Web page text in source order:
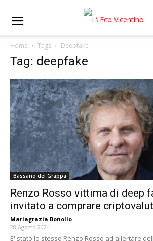
Home Tags Deepfake
Tag: deepfake
Bassano del Grappa
Renzo Rosso vittima di deep
invitato a comprare
Mariagrazia Bonollo -
28 Agosto 2024
E' stato lo stesso Renzo Rosso ad allertare